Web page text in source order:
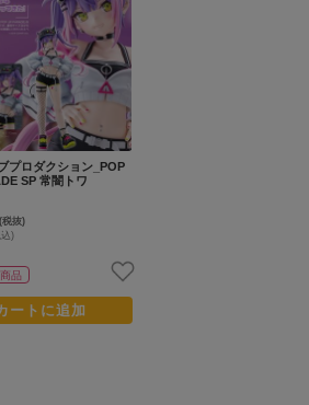
プロダクション_POP
SP 常闇トワ
(税抜)
)
品
ートに追加